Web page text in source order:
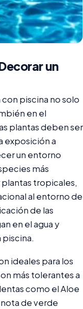
un
piscina no solo
en el
plantas deben ser
exposición a
un entorno
más
tropicales,
al entorno de
de las
en el agua y
ideales para los
más tolerantes a
como el Aloe
de verde